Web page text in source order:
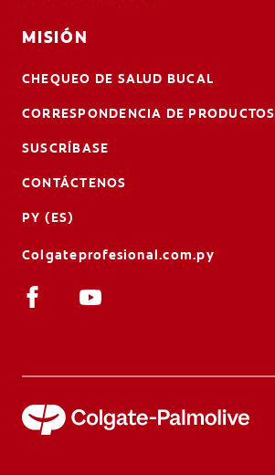
MISIÓN
CHEQUEO DE SALUD BUCAL
CORRESPONDENCIA DE PRODUCTOS
SUSCRÍBASE
CONTÁCTENOS
PY (ES)
Colgateprofesional.com.py